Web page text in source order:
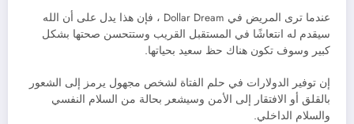
عندما ترى المريض في Dollar Dream ، فإن هذا يدل على أن الله
سيقدم له انتعاشًا في المستقبل القريب وستتحسن صحتها بشكل
كبير وسوف تكون هناك حظ سعيد بحياتها.
إن توفير الدولارات في حلم الفتاة لشخص مجهول يرمز إلى الشعور
بالقلق أو الافتقار إلى الأمن وسيشعر بحالة من السلام النفسي
والسلام الداخلي.